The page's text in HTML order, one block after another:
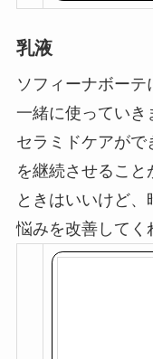
ソフィーナボー
一緒に使っていき
セラミドケアがで
を継続させるこ
ときはいいけど、
悩みを改善してく